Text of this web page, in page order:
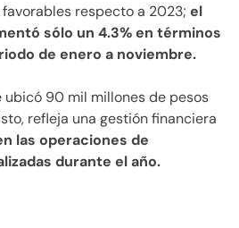
respecto a 2023; el
sólo un 4.3% en términos
de enero a noviembre.
ubicó 90 mil millones de pesos
refleja una gestión financiera
las operaciones de
durante el año.